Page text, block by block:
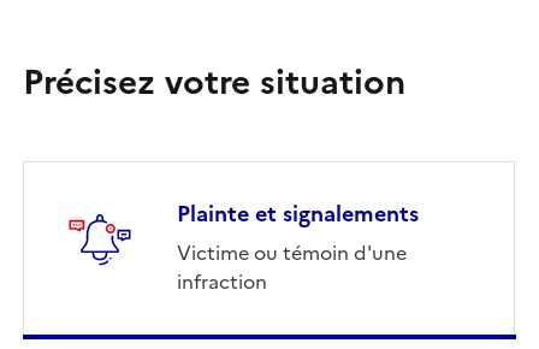
Précisez votre situation
Plainte et signalements
Victime ou témoin d'une
infraction